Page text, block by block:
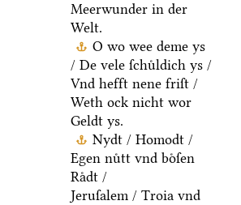
Meerwunder in der
Welt.
O wo wee deme ys
/ De vele ſchuͤldich ys /
Vnd hefft nene friſt /
Weth ock nicht wor
Geldt ys.
Nydt / Homodt /
Egen nuͤtt vnd boͤſen
Raͤdt /
Jeruſalem / Troia vnd